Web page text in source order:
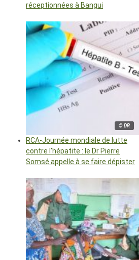
réceptionnées à Bangui
© DR
RCA-Journée mondiale de lutte
contre l’hépatite : le Dr Pierre
Somsé appelle à se faire dépister